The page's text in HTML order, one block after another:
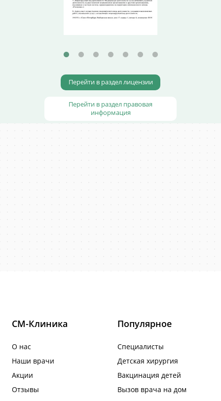
Перейти в раздел лицензии
Перейти в раздел правовая
информация
СМ-Клиника
О нас
Наши врачи
Акции
Отзывы
Популярное
Специалисты
Детская хирургия
Вакцинация детей
Вызов врача на дом